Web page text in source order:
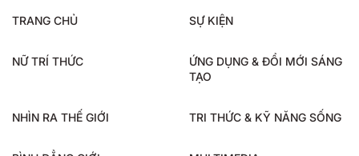
TRANG CHỦ SỰ KIỆN
NỮ TRÍ THỨC
ỨNG DỤNG & ĐỔI MỚI SÁNG
TẠO
NHÌN RA THẾ GIỚI TRI THỨC & KỸ NĂNG SỐNG